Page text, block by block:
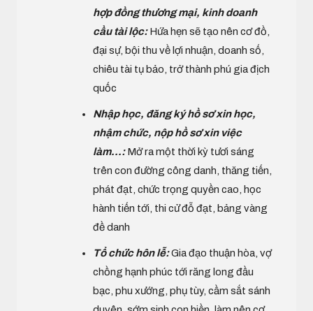
hợp đồng thương mại, kinh doanh
cầu tài lộc:Hứa hẹn sẽ tạo nên cơ đồ,
đại sự, bội thu về lợi nhuận, doanh số,
chiêu tài tụ bảo, trở thành phú gia địch
quốc
Nhập học, đăng ký hồ sơ xin học,
nhậm chức, nộp hồ sơ xin việc
làm...:Mở ra một thời kỳ tươi sáng
trên con đường công danh, thăng tiến,
phát đạt, chức trọng quyền cao, học
hành tiến tới, thi cử đỗ đạt, bảng vàng
đề danh
Tổ chức hôn lễ:Gia đạo thuận hòa, vợ
chồng hạnh phúc tới răng long đầu
bạc, phu xướng, phụ tùy, cầm sắt sánh